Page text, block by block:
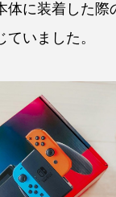
体に装着した際
いました。